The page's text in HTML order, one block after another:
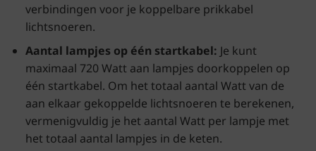
verbindingen voor je koppelbare prikkabel
lichtsnoeren.
Aantal lampjes op één startkabel: Je kunt
maximaal 720 Watt aan lampjes doorkoppelen op
één startkabel. Om het totaal aantal Watt van de
aan elkaar gekoppelde lichtsnoeren te berekenen,
vermenigvuldig je het aantal Watt per lampje met
het totaal aantal lampjes in de keten.